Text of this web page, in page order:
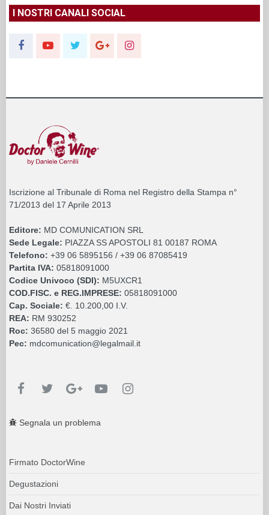
I NOSTRI CANALI SOCIAL
Iscrizione al Tribunale di Roma nel Registro della Stampa n°
71/2013 del 17 Aprile 2013
Editore: MD COMUNICATION SRL
Sede Legale: PIAZZA SS APOSTOLI 81 00187 ROMA
Telefono: +39 06 5895156 / +39 06 87085419
Partita IVA: 05818091000
Codice Univoco (SDI): M5UXCR1
COD.FISC. e REG.IMPRESE: 05818091000
Cap. Sociale: €. 10.200,00 I.V.
REA: RM 930252
Roc: 36580 del 5 maggio 2021
Pec: mdcomunication@legalmail.it
Segnala un problema
Firmato DoctorWine
Degustazioni
Dai Nostri Inviati